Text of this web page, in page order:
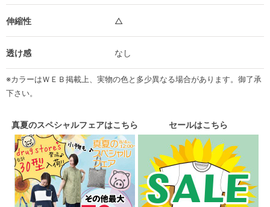
伸縮性 △
透け感 なし
※カラーはＷＥＢ掲載上、実物の色と多少異なる場合があります。御了承
下さい。
真夏のスペシャルフェアはこちら セールはこちら